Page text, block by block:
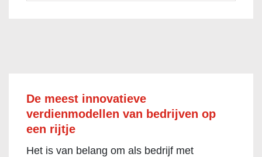
De meest innovatieve
verdienmodellen van bedrijven op
een rijtje
Het is van belang om als bedrijf met